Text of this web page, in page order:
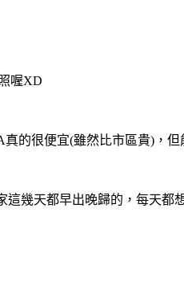
喔XD
的很便宜(雖然比市區貴)，
幾天都早出晚歸的，每天都